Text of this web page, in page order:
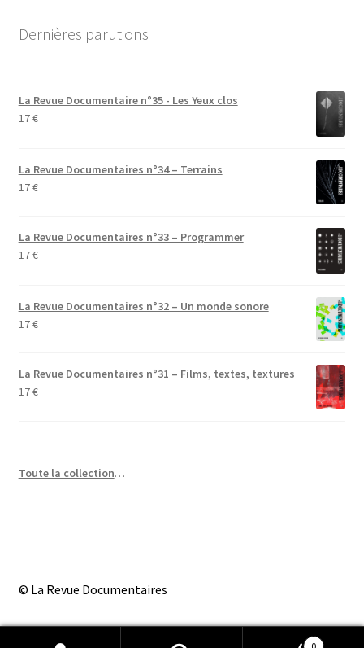
Dernières parutions
La Revue Documentaire n°35 - Les Yeux clos
17€
La Revue Documentaires n°34 – Terrains
17€
La Revue Documentaires n°33 – Programmer
17€
La Revue Documentaires n°32 – Un monde sonore
17€
La Revue Documentaires n°31 – Films, textes, textures
17€
Toute la collection…
© La Revue Documentaires